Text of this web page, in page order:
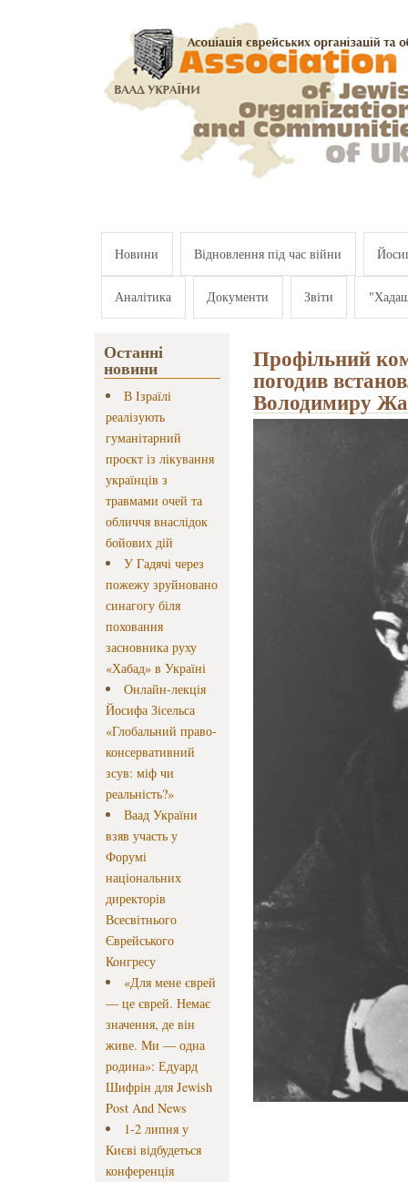
Новини Відновлення під час війни
Аналітика Документи Звіти
Останні
новини
В Ізраїлі
реалізують
гуманітарний
проєкт із лікування
українців з
травмами очей та
обличчя внаслідок
бойових дій
У Гадячі через
пожежу зруйновано
синагогу біля
поховання
засновника руху
«Хабад» в Україні
Онлайн-лекція
Йосифа Зісельса
«Глобальний право-
консервативний
зсув: міф чи
реальність?»
Ваад України
взяв участь у
Форумі
національних
директорів
Всесвітнього
Єврейського
Конгресу
«Для мене єврей
— це єврей. Немає
значення, де він
живе. Ми — одна
родина»: Едуард
Шифрін для Jewish
Post And News
1-2 липня у
Києві відбудеться
конференція
Профільний
погодив
Володимиру